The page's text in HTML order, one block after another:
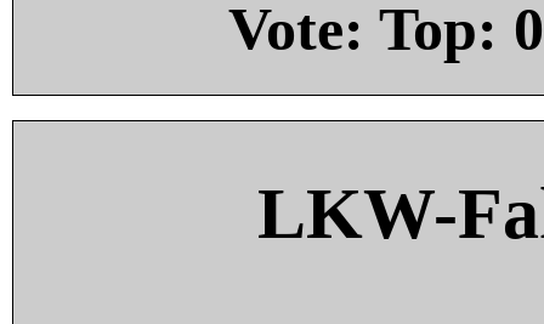
Vote: Top: 0
LKW-